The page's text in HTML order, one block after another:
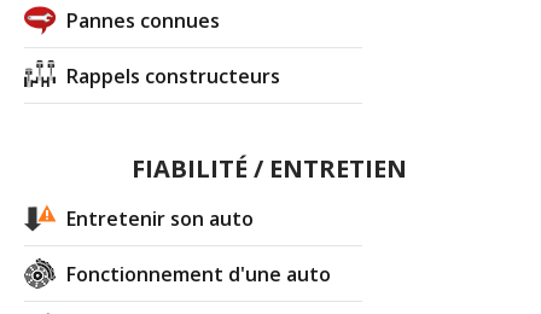
Pannes connues
Rappels constructeurs
FIABILITÉ / ENTRETIEN
Entretenir son auto
Fonctionnement d'une auto